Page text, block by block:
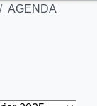
AGENDA